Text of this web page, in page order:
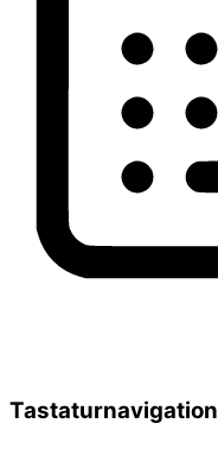
Tastaturnavigation